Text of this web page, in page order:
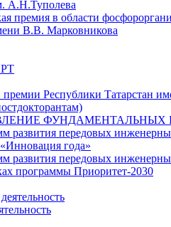
А.Н.Туполева
премия в области
В.В. Марковникова
РТ
премии Республики Татарстан
развития передовых
года»
развития передовых
программы Приоритет-2030